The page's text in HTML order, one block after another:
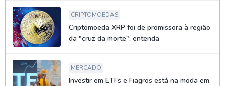
CRIPTOMOEDAS
Criptomoeda XRP foi de promissora à região
da "cruz da morte"; entenda
MERCADO
Investir em ETFs e Fiagros está na moda em